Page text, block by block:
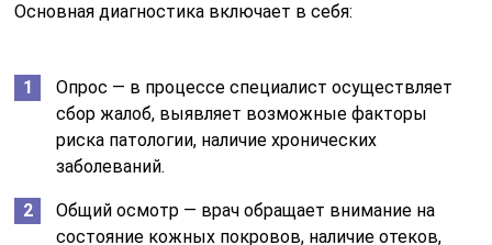
Основная диагностика включает в себя:
Опрос — в процессе специалист осуществляет
сбор жалоб, выявляет возможные факторы
риска патологии, наличие хронических
заболеваний.
Общий осмотр — врач обращает внимание на
состояние кожных покровов, наличие отеков,